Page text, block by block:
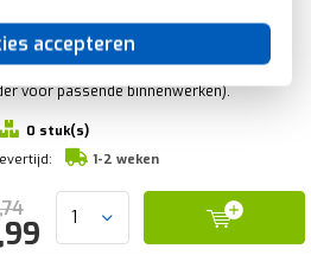
accepteren
display, A-range, zwart. Handmatig of
bedienen van jaloezieën, rolluiken of
Met astrofunctie en 2 programmeer
voor passende binnenwerken).
0 stuk(s)
1-2 weken